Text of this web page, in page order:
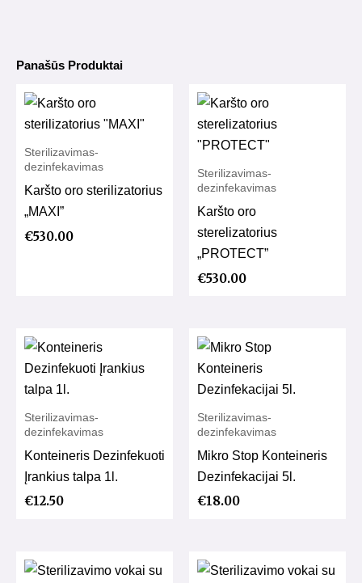
Panašūs Produktai
Sterilizavimas-
dezinfekavimas
Karšto oro sterilizatorius
„MAXI”
€530.00
Sterilizavimas-
dezinfekavimas
Karšto oro
sterelizatorius
„PROTECT”
€530.00
Sterilizavimas-
dezinfekavimas
Konteineris Dezinfekuoti
Įrankius talpa 1l.
€12.50
Sterilizavimas-
dezinfekavimas
Mikro Stop Konteineris
Dezinfekacijai 5l.
€18.00